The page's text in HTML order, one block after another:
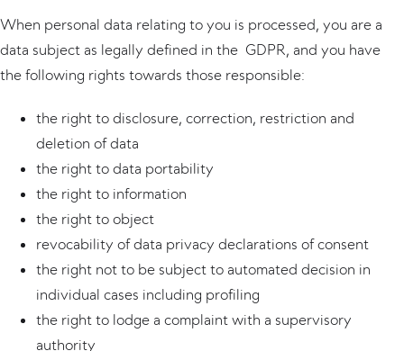
When personal data relating to you is processed, you are a
data subject as legally defined in the GDPR, and you have
the following rights towards those responsible:
the right to disclosure, correction, restriction and
deletion of data
the right to data portability
the right to information
the right to object
revocability of data privacy declarations of consent
the right not to be subject to automated decision in
individual cases including profiling
the right to lodge a complaint with a supervisory
authority